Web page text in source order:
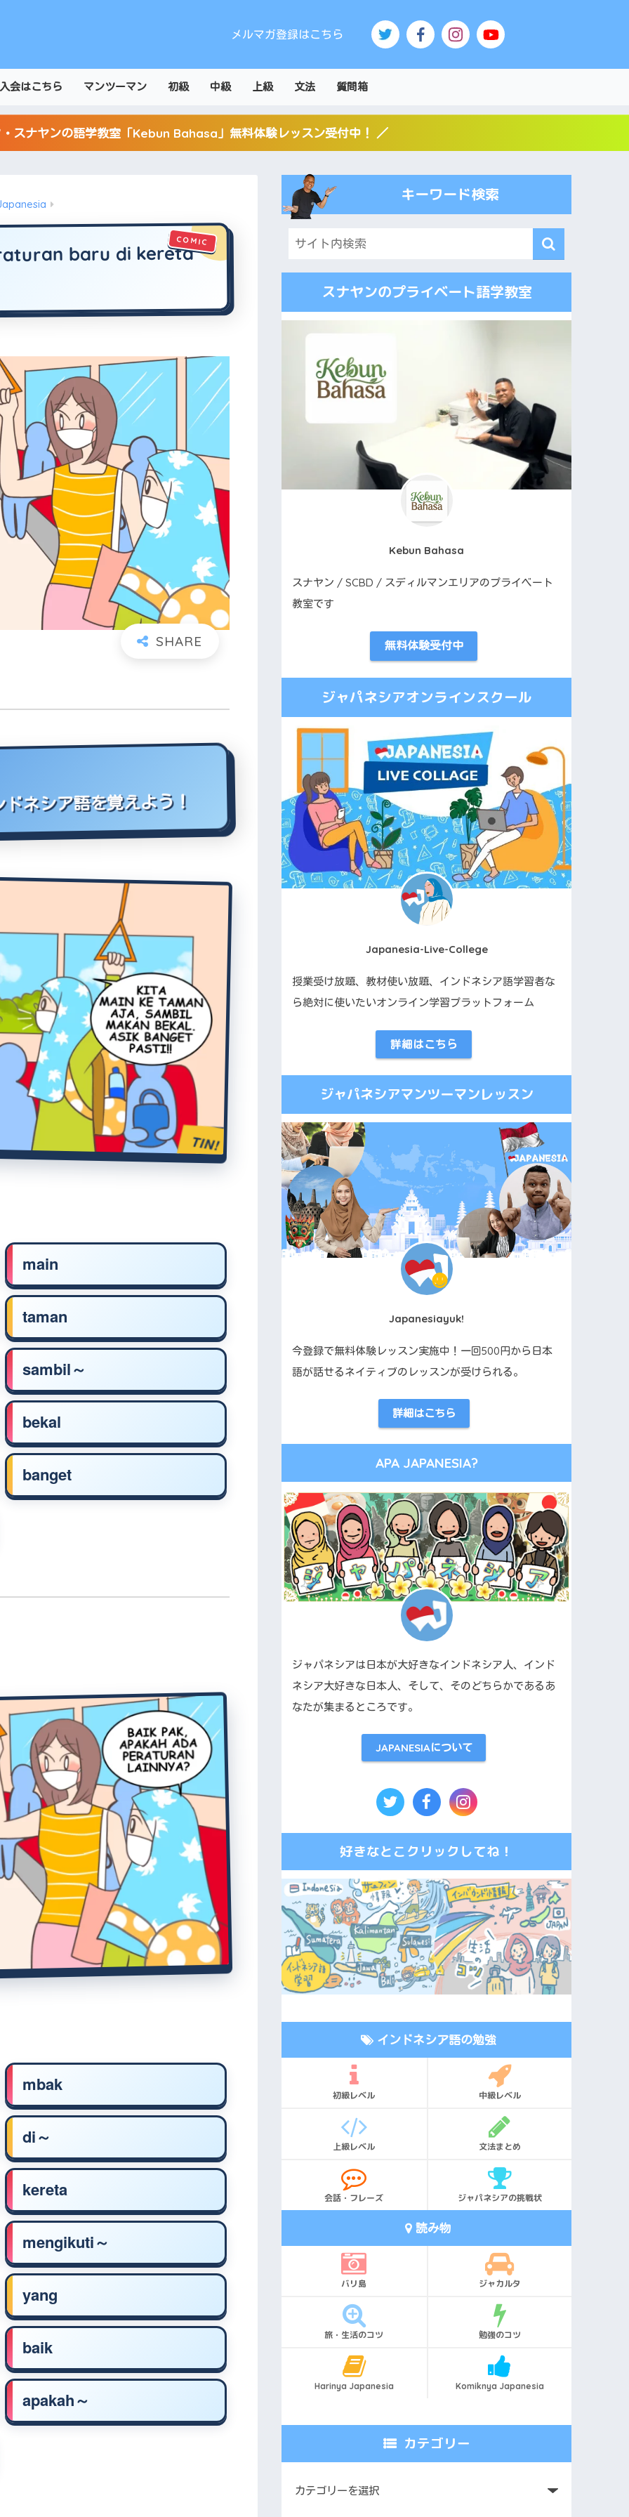
会はこちら マンツーマン 初級 中級 上級 文法 質問箱
メルマガ登録はこちら
スナヤンの語学教室「Kebun Bahasa」無料体験レッスン受付中！ ／
baru di kereta
ネシア語を覚えよう！
TIN!
main
taman
sambil～
bekal
banget
mbak
di～
kereta
mengikuti～
yang
baik
apakah～
キーワード検索
スナヤンのプライベート語学教室
Kebun Bahasa
スナヤン / SCBD / スディルマンエリアのプライベート
教室です
無料体験受付中
ジャパネシアオンラインスクール
Japanesia-Live-College
授業受け放題、教材使い放題、インドネシア語学習者な
ら絶対に使いたいオンライン学習プラットフォーム
詳細はこちら
ジャパネシアマンツーマンレッスン
Japanesiayuk!
今登録で無料体験レッスン実施中！一回500円から日本
語が話せるネイティブのレッスンが受けられる。
詳細はこちら
APA JAPANESIA?
ジャパネシアは日本が大好きなインドネシア人、インド
ネシア大好きな日本人、そして、そのどちらかであるあ
なたが集まるところです。
JAPANESIAについて
好きなとこクリックしてね！
インドネシア語の勉強
初級レベル 中級レベル
上級レベル 文法まとめ
会話・フレーズ ジャパネシアの挑戦状
読み物
バリ島 ジャカルタ
旅・生活のコツ 勉強のコツ
Harinya Japanesia Komiknya Japanesia
カテゴリー